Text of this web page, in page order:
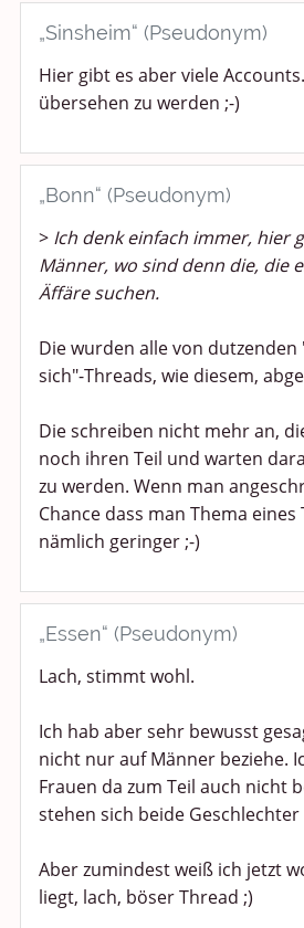
„Sinsheim“ (Pseudonym)
Hier gibt es aber viele
übersehen zu werden ;-)
„Bonn“ (Pseudonym)
> Ich denk einfach immer, hier
Männer, wo sind denn die, die
Äffäre suchen.
Die wurden alle von dutzenden
sich"-Threads, wie diesem,
Die schreiben nicht mehr an,
noch ihren Teil und warten
zu werden. Wenn man
Chance dass man Thema
nämlich geringer ;-)
„Essen“ (Pseudonym)
Lach, stimmt wohl.
Ich hab aber sehr bewusst
nicht nur auf Männer beziehe.
Frauen da zum Teil auch nicht
stehen sich beide Geschlechter
Aber zumindest weiß ich jetzt
liegt, lach, böser Thread ;)